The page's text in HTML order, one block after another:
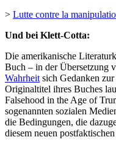
> Lutte contre la
Und bei Klett-Cotta:
Die amerikanische
Buch – in der Übersetzung
Wahrheitsich Gedanken
Originaltitel ihres Buches
Falsehood in the Age of
sogenannten sozialen
die Bedingungen, die
diesem neuen